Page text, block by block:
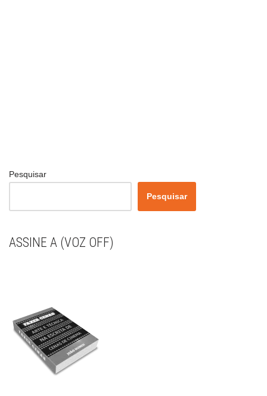
Pesquisar
Pesquisar
ASSINE A (VOZ OFF)